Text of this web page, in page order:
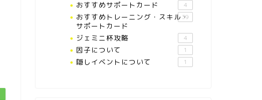
おすすめサポートカード 4
おすすめトレーニング・スキル・
サポートカード
39
ジェミニ杯攻略 4
因子について 1
隠しイベントについて 1